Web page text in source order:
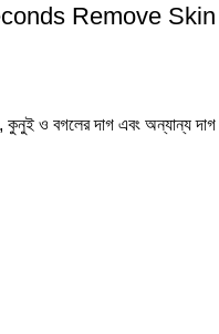
Remove
ও বগলের দাগ এবং অন্যান্য